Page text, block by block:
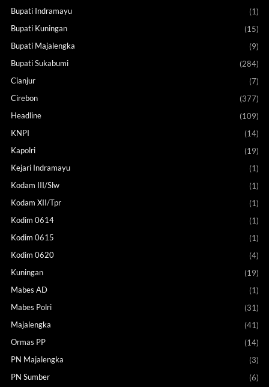
Bupati Indramayu
(1)
Bupati Kuningan
(15)
Bupati Majalengka
(9)
Bupati Sukabumi
(284)
Cianjur
(7)
Cirebon
(377)
Headline
(109)
KNPI
(14)
Kapolri
(19)
Kejari Indramayu
(1)
Kodam III/Slw
(1)
Kodam XII/Tpr
(1)
Kodim 0614
(1)
Kodim 0615
(1)
Kodim 0620
(4)
Kuningan
(19)
Mabes AD
(1)
Mabes Polri
(31)
Majalengka
(41)
Ormas PP
(14)
PN Majalengka
(3)
PN Sumber
(6)